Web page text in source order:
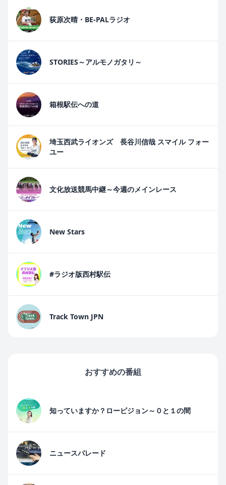
荻原次晴・BE-PALラジオ
STORIES～アルモノガタリ～
箱根駅伝への道
埼玉西武ライオンズ 長谷川信哉 スマイル フォー
ユー
文化放送競馬中継～今週のメインレース
New Stars
#ラジオ版西村駅伝
Track Town JPN
おすすめの番組
知っていますか？ロービジョン～０と１の間
ニュースパレード